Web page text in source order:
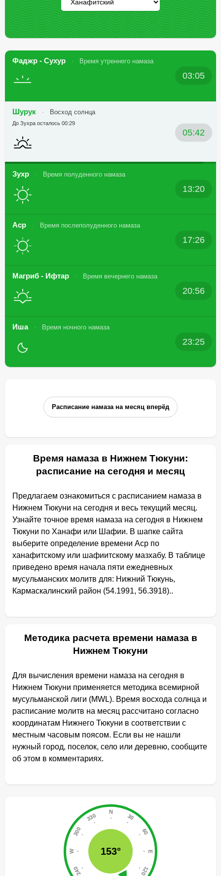
Фаджр - Сухур Время утреннего намаза
03:05
Шурук Восход солнца
05:42
До Зухра осталось 00:29
Зухр Время полуденного намаза
13:20
Аср Время послеполуденного намаза
17:26
Магриб - Ифтар Время вечернего намаза
20:56
Иша Время ночного намаза
23:25
Расписание намаза на месяц вперёд
Время намаза в Нижнем Тюкуни:
расписание на сегодня и месяц
Предлагаем ознакомиться с расписанием намаза в
Нижнем Тюкуни на сегодня и весь текущий месяц.
Узнайте точное время намаза на сегодня в Нижнем
Тюкуни по Ханафи или Шафии. В шапке сайта
выберите определение времени Аср по
ханафитскому или шафиитскому мазхабу. В таблице
приведено время начала пяти ежедневных
мусульманских молитв для: Нижний Тюкунь,
Кармаскалинский район (54.1991, 56.3918)..
Методика расчета времени намаза в
Нижнем Тюкуни
Для вычисления времени намаза на сегодня в
Нижнем Тюкуни применяется методика всемирной
мусульманской лиги (MWL). Время восхода солнца и
расписание молитв на месяц рассчитано согласно
координатам Нижнего Тюкуни в соответствии с
местным часовым поясом. Если вы не нашли
нужный город, поселок, село или деревню, сообщите
об этом в комментариях.
153°